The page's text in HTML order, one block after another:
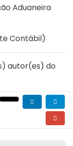
Aduaneira
Contábil)
autor(es) do